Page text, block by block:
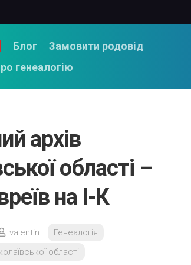
Блог
Замовити родовід
генеалогію
архів
області –
на І-К
valentin
Генеалогія
області